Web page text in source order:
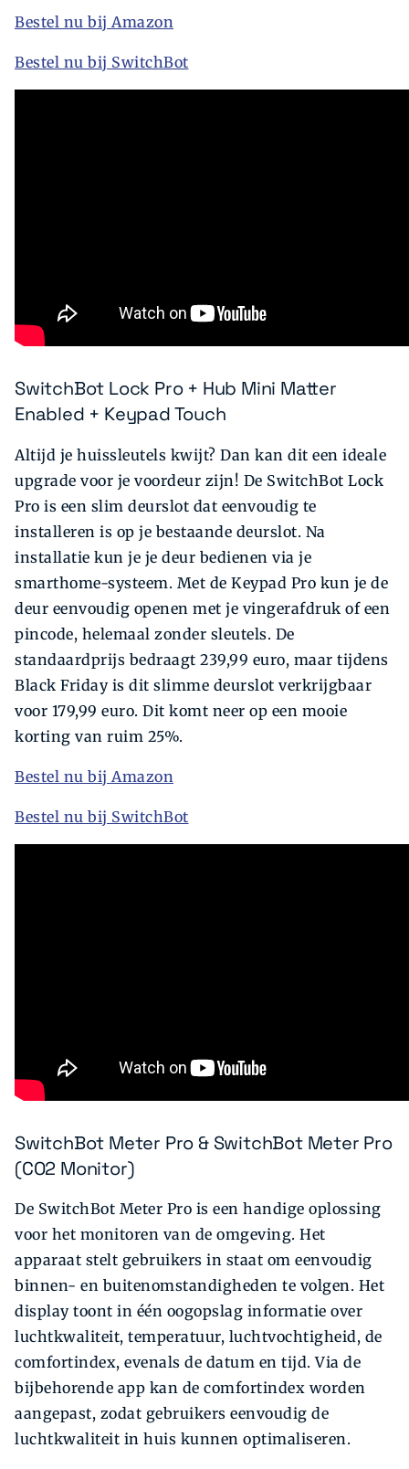
Bestel nu bij Amazon
Bestel nu bij SwitchBot
SwitchBot Lock Pro + Hub Mini Matter
Enabled + Keypad Touch
Altijd je huissleutels kwijt? Dan kan dit een ideale
upgrade voor je voordeur zijn! De SwitchBot Lock
Pro is een slim deurslot dat eenvoudig te
installeren is op je bestaande deurslot. Na
installatie kun je je deur bedienen via je
smarthome-systeem. Met de Keypad Pro kun je de
deur eenvoudig openen met je vingerafdruk of een
pincode, helemaal zonder sleutels. De
standaardprijs bedraagt 239,99 euro, maar tijdens
Black Friday is dit slimme deurslot verkrijgbaar
voor 179,99 euro. Dit komt neer op een mooie
korting van ruim 25%.
Bestel nu bij Amazon
Bestel nu bij SwitchBot
SwitchBot Meter Pro & SwitchBot Meter Pro
(CO2 Monitor)
De SwitchBot Meter Pro is een handige oplossing
voor het monitoren van de omgeving. Het
apparaat stelt gebruikers in staat om eenvoudig
binnen- en buitenomstandigheden te volgen. Het
display toont in één oogopslag informatie over
luchtkwaliteit, temperatuur, luchtvochtigheid, de
comfortindex, evenals de datum en tijd. Via de
bijbehorende app kan de comfortindex worden
aangepast, zodat gebruikers eenvoudig de
luchtkwaliteit in huis kunnen optimaliseren.